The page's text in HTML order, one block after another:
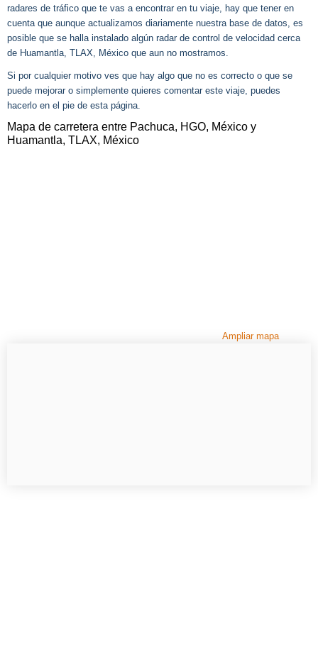
radares de tráfico que te vas a encontrar en tu viaje, hay que tener en
cuenta que aunque actualizamos diariamente nuestra base de datos, es
posible que se halla instalado algún radar de control de velocidad cerca
de Huamantla, TLAX, México que aun no mostramos.
Si por cualquier motivo ves que hay algo que no es correcto o que se
puede mejorar o simplemente quieres comentar este viaje, puedes
hacerlo en el pie de esta página.
Mapa de carretera entre Pachuca, HGO, México y
Huamantla, TLAX, México
Ampliar mapa